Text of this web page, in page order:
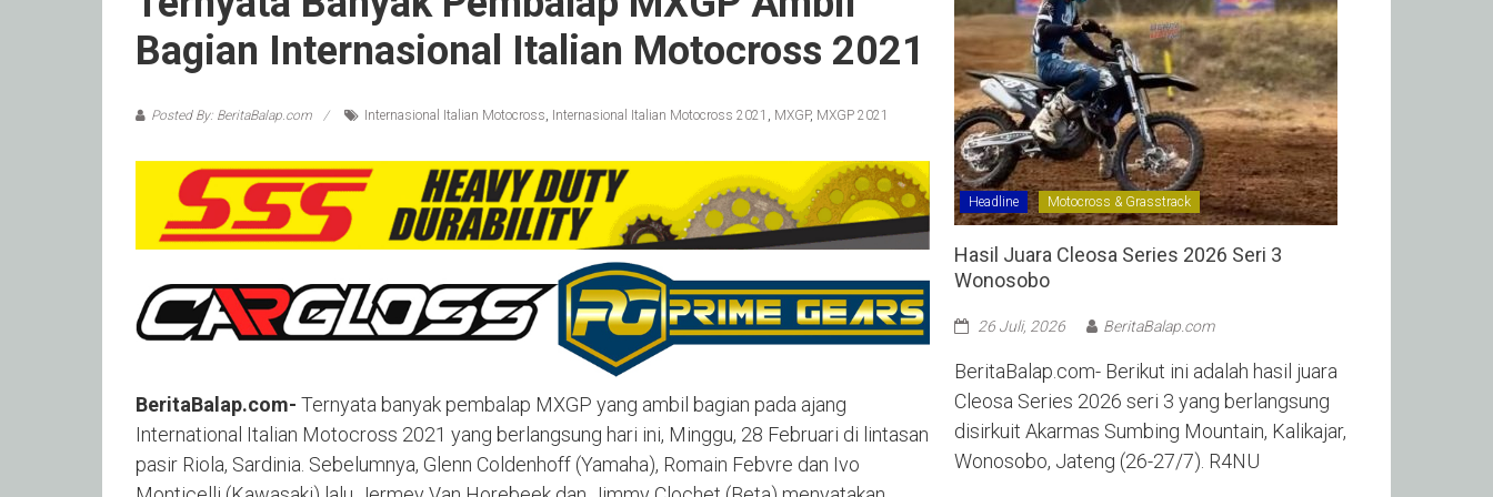
Bagian Internasional Italian Motocross 2021
Posted By: BeritaBalap.com Internasional Italian Motocross, Internasional Italian Motocross 2021 , MXGP, MXGP 2021
BeritaBalap.com- Ternyata banyak pembalap MXGP yang ambil bagian pada ajang
International Italian Motocross 2021 yang berlangsung hari ini, Minggu, 28 Februari di lintasan
pasir Riola, Sardinia. Sebelumnya, Glenn Coldenhoff (Yamaha), Romain Febvre dan Ivo
Headline Motocross & Grasstrack
Hasil Juara Cleosa Series 2026 Seri 3
Wonosobo ‎
26 Juli, 2026 BeritaBalap.com
BeritaBalap.com- Berikut ini adalah hasil juara
Cleosa Series 2026 seri 3 yang berlangsung
disirkuit Akarmas Sumbing Mountain, Kalikajar,
Wonosobo, Jateng (26-27/7). R4NU